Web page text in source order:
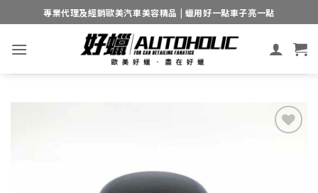
to
content
專業代理及經銷歐美汽車美容精品 | 蠟用好一點車子亮一點